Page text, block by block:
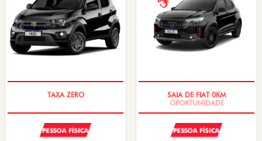
PESSOA FÍSICA PESSOA FÍSICA